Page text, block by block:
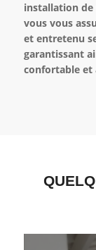
installation de
vous vous
et entretenu
garantissant
confortable et